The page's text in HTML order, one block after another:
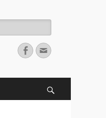
Facebook
E-
Mail